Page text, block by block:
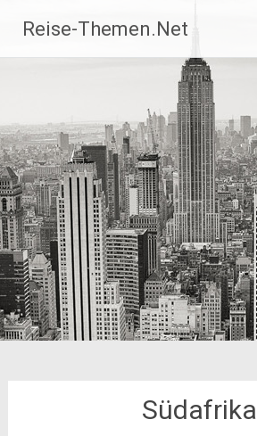
Inhalt
springen
Reise-Themen.Net
Südafrika